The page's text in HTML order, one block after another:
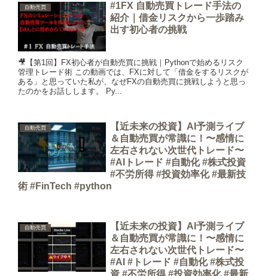
自動売買
#1FX 自動売買トレード手法の
紹介｜借金リスクから一歩踏み
出す初心者の挑戦
🎥【第1回】FX初心者が自動売買に挑戦｜Pythonで始めるリスク
管理トレード術 この動画では、FXに対して「借金をするリスクが
ある」と思っていた私が、なぜFXの自動売買に挑戦しようと思っ
たのかをお話しします。 Py...
自動売買
【近未来の投資】AI予測ライブ
＆自動売買が常識に！〜感情に
左右されない次世代トレード〜
#AIトレード #自動化 #株式投資
#不労所得 #投資効率化 #最新技
術 #FinTech #python
自動売買
【近未来の投資】AI予測ライブ
＆自動売買が常識に！〜感情に
左右されない次世代トレード〜
#AI #トレード #自動化 #株式投
資 #不労所得 #投資効率化 #最新